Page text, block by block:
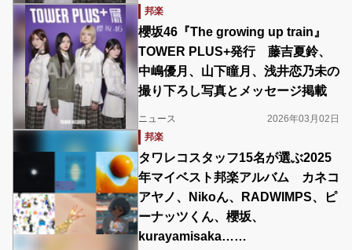
邦楽
櫻坂46『The growing up train』
TOWER PLUS+発行 藤吉夏鈴、
中嶋優月、山下瞳月、浅井恋乃未の
撮り下ろし写真とメッセージ掲載
ニュース
2026年03月02日
邦楽
タワレコスタッフ15名が選ぶ2025
年マイベスト邦楽アルバム カネコ
アヤノ、Nikoん、RADWIMPS、ピ
ーナッツくん、櫻坂、
kurayamisaka……